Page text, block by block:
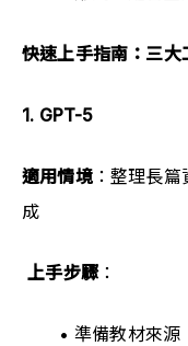
快速上手指南：三
1. GPT-5
適用情境：整理長篇
成
上手步驟：
準備教材來源